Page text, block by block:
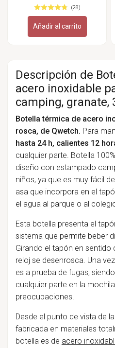
(28)
Añadir al carrito
Descripción de
acero inoxidable
camping, granate,
Botella térmica de acero
rosca, de Qwetch. Para
hasta 24 h, calientes 12
cualquier parte. Botella 100%
diseño con estampado
niños, ya que es muy fácil
asa que incorpora en el
el agua al parque o al
Esta botella presenta el
sistema que permite beber
Girando el tapón en sentido
reloj se desenrosca. Una
es a prueba de fugas,
cualquier parte en la
preocupaciones.
Desde el punto de vista de
fabricada en materiales
botella es de acero